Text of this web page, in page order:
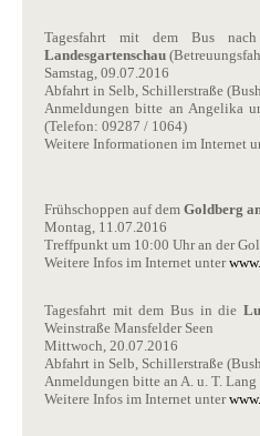
Tagesfahrt mit dem Bus
Landesgartenschau
Samstag, 09.07.2016
Abfahrt in Selb, Schillerstraße
Anmeldungen bitte an Angelika
(Telefon: 09287 / 1064)
Weitere Informationen im Internet
Frühschoppen auf dem Goldberg
Montag, 11.07.2016
Treffpunkt um 10:00 Uhr an der
Weitere Infos im Internet unter
Tagesfahrt mit dem Bus in die
Weinstraße Mansfelder Seen
Mittwoch, 20.07.2016
Abfahrt in Selb, Schillerstraße
Anmeldungen bitte an A. u. T.
Weitere Infos im Internet unter